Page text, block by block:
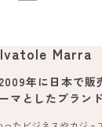
Marra
年に日本で販
マとしたブランド